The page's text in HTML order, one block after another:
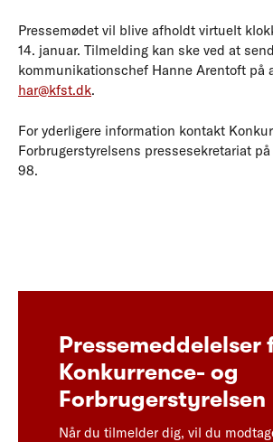
Pressemødet vil blive afholdt virtuelt
14. januar. Tilmelding kan ske ved at
kommunikationschef Hanne Arentoft på
har@kfst.dk.
For yderligere information kontakt
Forbrugerstyrelsens pressesekretariat
98.
Pressemeddelelser
Konkurrence- og
Forbrugerstyrelsen
Når du tilmelder dig, vil du